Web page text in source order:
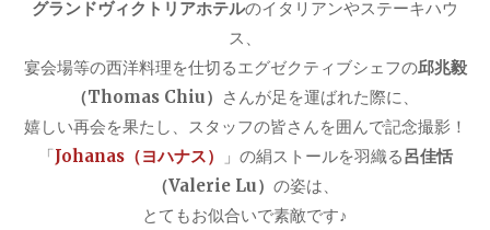
グランドヴィクトリアホテルのイタリアンやステーキハウ
ス、
宴会場等の西洋料理を仕切るエグゼクティブシェフの邱兆毅
（Thomas Chiu） さんが足を運ばれた際に、
嬉しい再会を果たし、スタッフの皆さんを囲んで記念撮影！
「Johanas（ヨハナス） 」の絹ストールを羽織る呂佳恬
（Valerie Lu） の姿は、
とてもお似合いで素敵です♪